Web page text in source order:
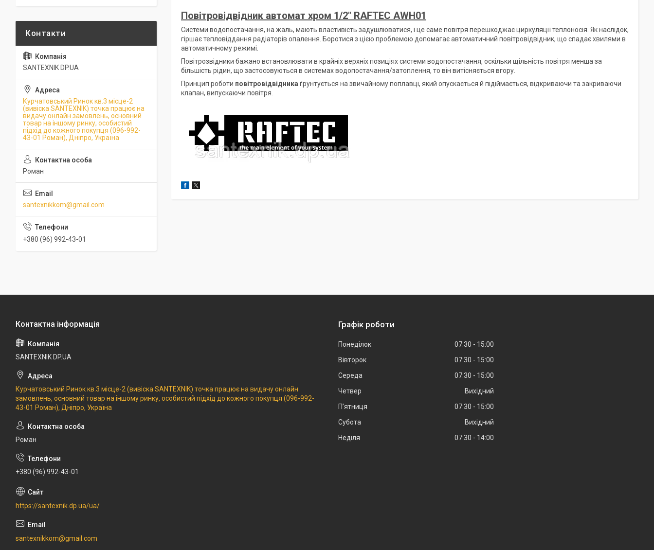
Повітровідвідник автомат хром 1/2" RAFTEC AWH01
Системи водопостачання, на жаль, мають властивість задушлюватися, і це саме повітря перешкоджає циркуляції теплоносія. Як наслідок,
гіршає тепловіддання радіаторів опалення. Боротися з цією проблемою допомагає автоматичний повітровідвідник, що спадає хвилями в
автоматичному режимі.
Повітрозвідники бажано встановлювати в крайніх верхніх позиціях системи водопостачання, оскільки щільність повітря менша за
більшість рідин, що застосовуються в системах водопостачання/затоплення, то він витісняється вгору.
Принцип роботи повітровідвідника ґрунтується на звичайному поплавці, який опускається й підіймається, відкриваючи та закриваючи
клапан, випускаючи повітря.
SANTEXNIK DP.UA
Курчатовський Ринок кв.3 місце-2
(вивіска SANTEXNIK) точка працює на
видачу онлайн замовлень, основний
товар на іншому ринку, особистий
підхід до кожного покупця (096-992-
43-01 Роман), Дніпро, Україна
Роман
santexnikkom@gmail.com
+380 (96) 992-43-01
SANTEXNIK DP.UA
Курчатовський Ринок кв.3 місце-2 (вивіска SANTEXNIK) точка працює на видачу онлайн
замовлень, основний товар на іншому ринку, особистий підхід до кожного покупця (096-992-
43-01 Роман), Дніпро, Україна
Роман
+380 (96) 992-43-01
https://santexnik.dp.ua/ua/
santexnikkom@gmail.com
Графік роботи
Понеділок 07:30
15:00
Вівторок
07:30
15:00
Середа
07:30
15:00
Четвер
Вихідний
Пʼятниця
07:30
15:00
Субота
Вихідний
Неділя
07:30 14:00